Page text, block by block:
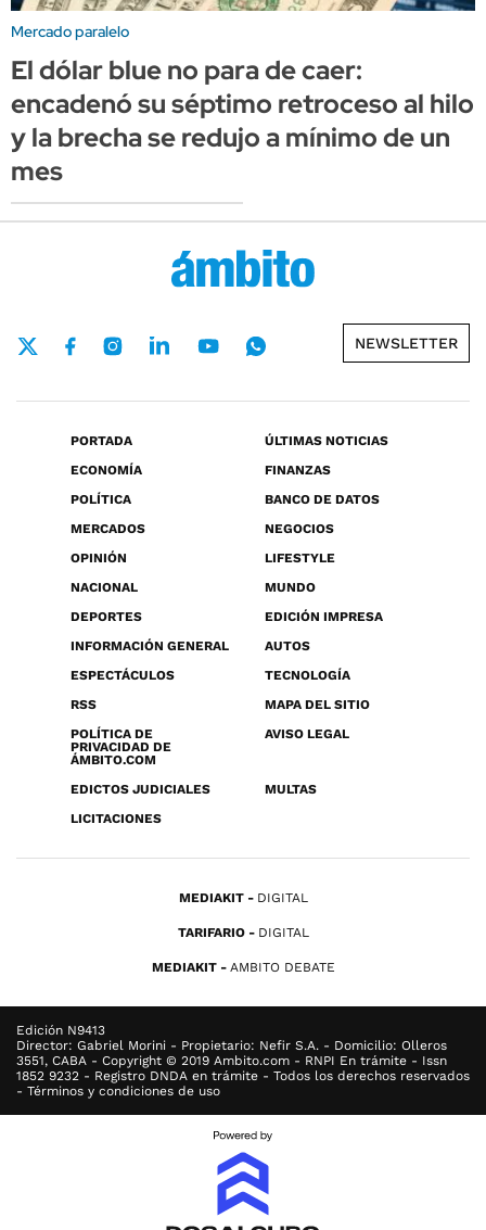
Mercado paralelo
El dólar blue no para de caer:
encadenó su séptimo retroceso al hilo
y la brecha se redujo a mínimo de un
mes
NEWSLETTER
PORTADA
ÚLTIMAS NOTICIAS
ECONOMÍA
FINANZAS
POLÍTICA
BANCO DE DATOS
MERCADOS
NEGOCIOS
OPINIÓN
LIFESTYLE
NACIONAL
MUNDO
DEPORTES
EDICIÓN IMPRESA
INFORMACIÓN GENERAL
AUTOS
ESPECTÁCULOS
TECNOLOGÍA
RSS
MAPA DEL SITIO
POLÍTICA DE
PRIVACIDAD DE
ÁMBITO.COM
AVISO LEGAL
EDICTOS JUDICIALES
MULTAS
LICITACIONES
MEDIAKIT DIGITAL
TARIFARIO DIGITAL
MEDIAKIT AMBITO DEBATE
Edición N9413
Director: Gabriel Morini - Propietario: Nefir S.A. - Domicilio: Olleros
3551, CABA - Copyright © 2019 Ambito.com - RNPI En trámite - Issn
1852 9232 - Registro DNDA en trámite - Todos los derechos reservados
- Términos y condiciones de uso